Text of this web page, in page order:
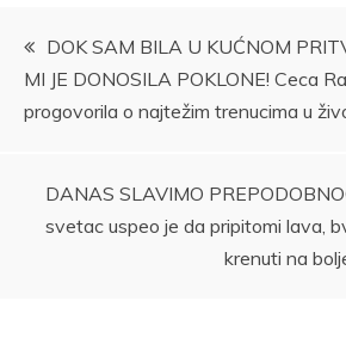
Kretanje
članka
DOK SAM BILA U KUĆNOM
MI JE DONOSILA POKLONE! Ceca
progovorila o najtežim trenucima u
DANAS SLAVIMO
svetac uspeo je da pripitomi lava,
krenuti na